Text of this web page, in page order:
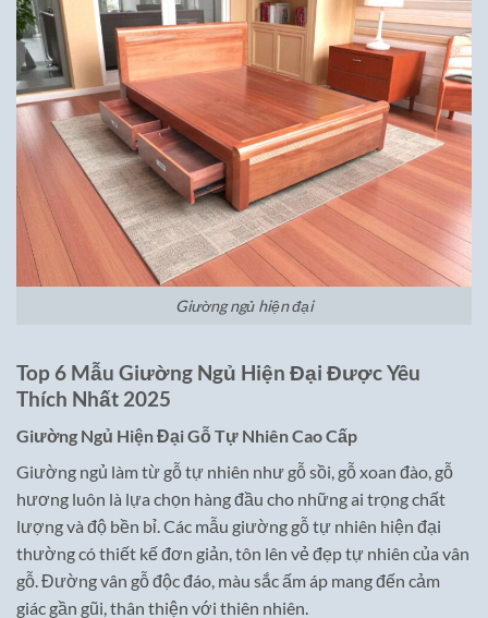
Giường ngủ hiện đại
Top 6 Mẫu Giường Ngủ Hiện Đại Được Yêu
Thích Nhất 2025
Giường Ngủ Hiện Đại Gỗ Tự Nhiên Cao Cấp
Giường ngủ làm từ gỗ tự nhiên như gỗ sồi, gỗ xoan đào, gỗ
hương luôn là lựa chọn hàng đầu cho những ai trọng chất
lượng và độ bền bỉ. Các mẫu giường gỗ tự nhiên hiện đại
thường có thiết kế đơn giản, tôn lên vẻ đẹp tự nhiên của vân
gỗ. Đường vân gỗ độc đáo, màu sắc ấm áp mang đến cảm
giác gần gũi, thân thiện với thiên nhiên.